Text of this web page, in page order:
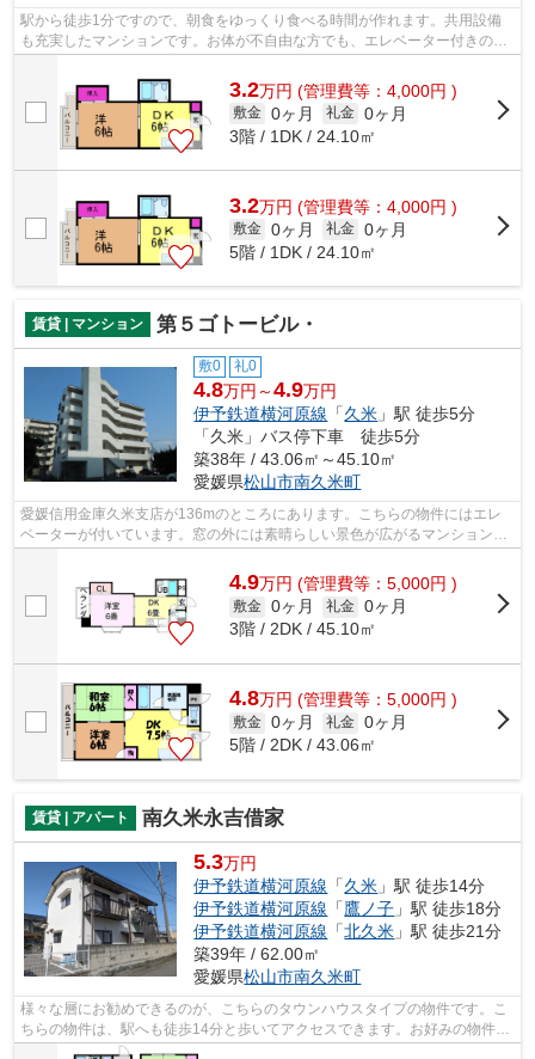
駅から徒歩1分ですので、朝食をゆっくり食べる時間が作れます。共用設備
も充実したマンションです。お体が不自由な方でも、エレベーター付きの物
3.2万円 (管理費等：4,000円 )
敷金 0ヶ月 礼金 0ヶ月
3階 / 1DK / 24.10㎡
3.2万円 (管理費等：4,000円 )
敷金 0ヶ月 礼金 0ヶ月
5階 / 1DK / 24.10㎡
賃貸 | マンション 第５ゴトービル・
敷0 礼0
4.8万円～4.9万円
伊予鉄道横河原線 「久米 」駅 徒歩5分
「久米」バス停下車 徒歩5分
築38年 / 43.06㎡～45.10㎡
愛媛県松山市南久米町
愛媛信用金庫久米支店が136mのところにあります。こちらの物件にはエレ
ベーターが付いています。窓の外には素晴らしい景色が広がるマンションで
す。徒歩5分の距離に駅がある物件で、ア...
4.9万円 (管理費等：5,000円 )
敷金 0ヶ月 礼金 0ヶ月
3階 / 2DK / 45.10㎡
4.8万円 (管理費等：5,000円 )
敷金 0ヶ月 礼金 0ヶ月
5階 / 2DK / 43.06㎡
賃貸 | アパート 南久米永吉借家
5.3万円
伊予鉄道横河原線 「久米 」駅 徒歩14分
伊予鉄道横河原線 「鷹ノ子 」駅 徒歩18分
伊予鉄道横河原線 「北久米 」駅 徒歩21分
築39年 / 62.00㎡
愛媛県松山市南久米町
様々な層にお勧めできるのが、こちらのタウンハウスタイプの物件です。こ
ちらの物件は、駅へも徒歩14分と歩いてアクセスできます。お好みの物件が
お決まりでしたら、当社まで内見のご...